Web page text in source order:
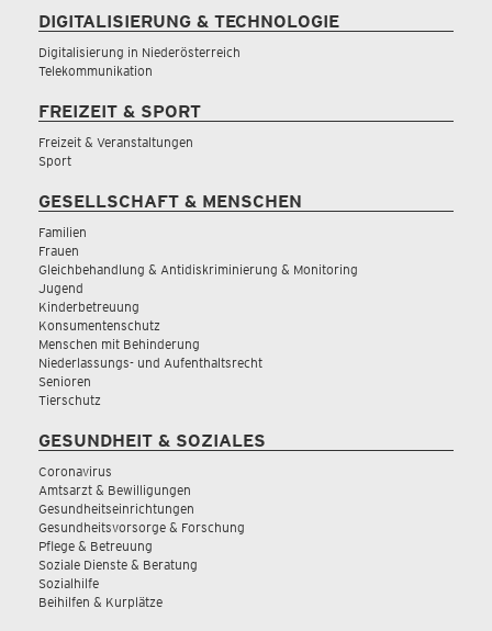
DIGITALISIERUNG & TECHNOLOGIE
Digitalisierung in Niederösterreich
Telekommunikation
FREIZEIT & SPORT
Freizeit & Veranstaltungen
Sport
GESELLSCHAFT & MENSCHEN
Familien
Frauen
Gleichbehandlung & Antidiskriminierung & Monitoring
Jugend
Kinderbetreuung
Konsumentenschutz
Menschen mit Behinderung
Niederlassungs- und Aufenthaltsrecht
Senioren
Tierschutz
GESUNDHEIT & SOZIALES
Coronavirus
Amtsarzt & Bewilligungen
Gesundheitseinrichtungen
Gesundheitsvorsorge & Forschung
Pflege & Betreuung
Soziale Dienste & Beratung
Sozialhilfe
Beihilfen & Kurplätze